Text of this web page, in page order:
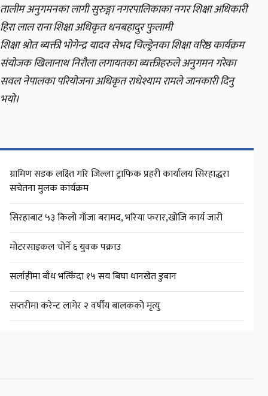
तालीम अनुगमनका लागी सुरुङ्गा नगरपालिकाका नगर शिक्षा अधिकारी
हिरा लाल राना शिक्षा अधिकृत धनबहादुर फुलामी
शिक्षा श्रोत ब्यक्ती भोगेन्द्र यादव सेभद चिल्ड्रेनका शिक्षा वरिष्ठ कार्यक्रम
संयोजक खिलानाथ निरौला लगायतका ब्यक्तीहरुले अनुगमन गरेका
सवल नेपालका परियोजना अधिकृत राधेश्याम रामले जानकारी दिनु
भयो।
ग्रामिण सडक लक्ष्ति गरि जिल्ला ट्राफिक प्रहरी कार्यालय सिरहाद्धरा
सचेतना मुलक कार्यक्रम
सिरहाबाट ५३ किलो गाँजा बरामद, भरिया फरार,खोजि कार्य जारी
मोटरसाइकल चोर्ने ६ युवक पक्राउ
सर्लाहीमा बाँध भत्किँदा १५ सय बिघा धानखेत डुबान
सप्तरीमा करेन्ट लागेर २ वर्षीय बालकको मृत्यु